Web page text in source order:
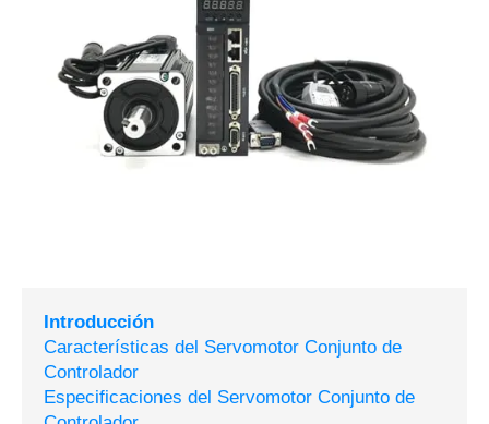
Introducción
Características del Servomotor Conjunto de
Controlador
Especificaciones del Servomotor Conjunto de